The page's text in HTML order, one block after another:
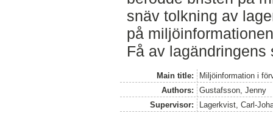
snäv tolkning av
på
Få av
Main title:
Miljöinformation i
Authors:
Gustafsson, Jenny
Supervisor:
Lagerkvist, Carl-